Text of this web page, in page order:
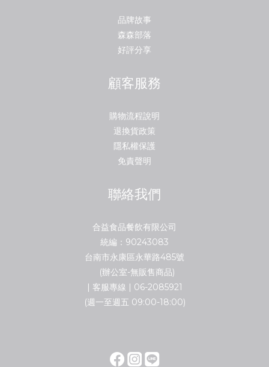
品牌故事
森森部落
好評分享
顧客服務
購物流程說明
退換貨政策
隱私權保護
免責聲明
聯絡我們
合益食品餐飲有限公司
統編：90243083
台南市永康區永華路485號
(辦公室-無販售商品)
| 客服專線 | 06-2085921
(週一至週五 09:00-18:00)